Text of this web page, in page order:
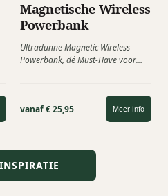
Magnetische Wireless
Powerbank
Ultradunne Magnetic Wireless
Powerbank, dé Must-Have voor
vanaf € 25,95 Meer info